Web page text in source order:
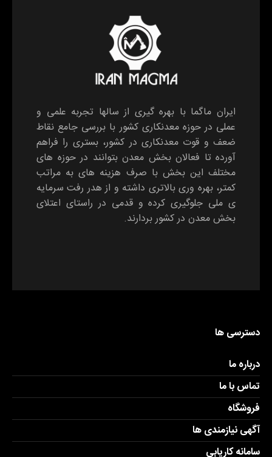
ایران ماگما با بهره گیری از سالها تجربه علمی و
عملی در حوزه معدنکاری کشور با بررسی جامع نقاط
ضعف و قوت معدنکاری در کشور، بستری را فراهم
آورده تا فعالان بخش معدن بتوانند در حوزه های
مختلف این بخش با صرف هزینه های به مراتب
کمتر، بهره وری بالاتری داشته و از هدر رفت سرمایه
ی ملی جلوگیری کرده و قدمی در راستای اعتلای
بخش معدن در کشور بردارند.
دسترسی ها
درباره ما
تماس با ما
فروشگاه
آگهی نیازمندی ها
سامانه کاریابی